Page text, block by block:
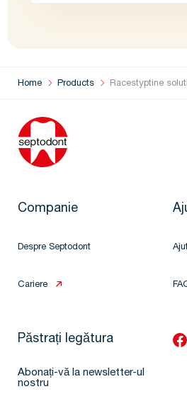
Home Products Racestyptine
Companie
Despre Septodont
Cariere
Păstrați legătura
Abonați-vă la newsletter-ul
nostru